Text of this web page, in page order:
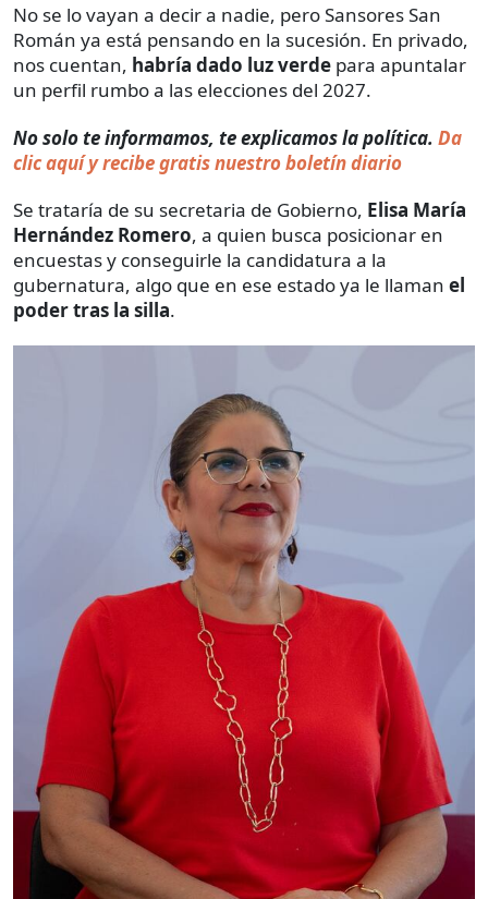
No se lo vayan a decir a nadie, pero Sansores San
Román ya está pensando en la sucesión. En privado,
nos cuentan, habría dado luz verde para apuntalar
un perfil rumbo a las elecciones del 2027.
No solo te informamos, te explicamos la política. Da
clic aquí y recibe gratis nuestro boletín diario
Se trataría de su secretaria de Gobierno, Elisa María
Hernández Romero, a quien busca posicionar en
encuestas y conseguirle la candidatura a la
gubernatura, algo que en ese estado ya le llaman el
poder tras la silla.